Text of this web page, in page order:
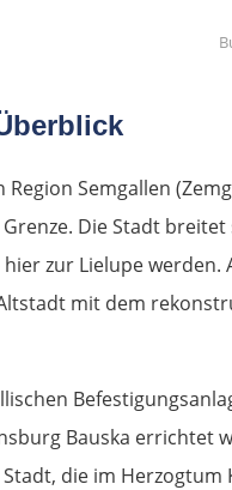
Semgallen
Die Stadt breitet
zur Lielupe werden.
mit dem
Bauska errichtet
die im Herzogtum